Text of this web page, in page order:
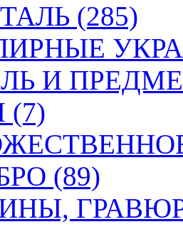
(285)
И
(89)